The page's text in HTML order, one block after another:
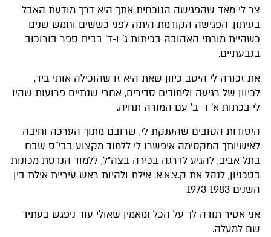
צר לי מאד שהפגישה הנוכחית אתך היא דרך מודעת האבל
בעיתון. הפגישה הקודמת היתה לפני כששים וחמש שנים
כשהיית מורתי האהובה בכיתות ג' ו-ד' בבית ספר בורוכוב
בגבעתיים.
את זכורה לי היטב כיוון שאת היא זו שהוכילה אותי ביד,
לכיוון של רגיעה ולימודים סדירים, אחרי שנתיים פרועות שהיו
לי בכתות א' ו- ב' עם המורה תחיה.
היסודות הטובים שהענקת לי, שרובם מתוך הערכה וחיבה
לאישיותך המקסימה איפשרו לי ללמוד מקצוע בבי"ס שבח
בתל אביב, להגיע לדרגה בכירה בצה"ל, ללמוד הנדסת מכונות
בטכניון, לנהל את ק.צ.א.א. אילת ולהיות ראש עיריית אילת בין
השנים 1973-1983.
אני אסיר תודה לך על הכל ומאמין שאולי עוד ניפגש בעתיד
שם למעלה.